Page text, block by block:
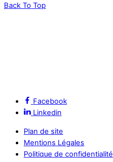
Back To Top
Facebook
Linkedin
Plan de site
Mentions Légales
Politique de confidentialité